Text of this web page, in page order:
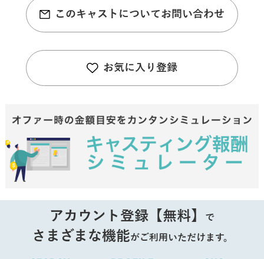
このキャストについてお問い合わせ
お気に入り登録
アカウント登録【無料】 で
さまざまな機能がご利用いただけます。